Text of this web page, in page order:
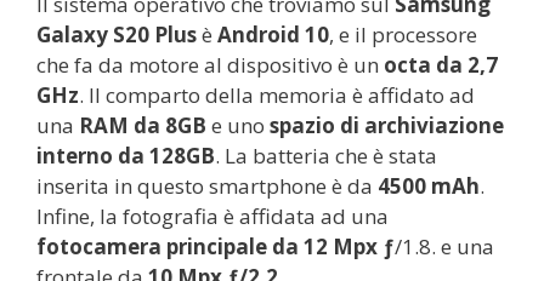
Galaxy S20 Plusè Android 10, e il processore
che fa da motore al dispositivo è un octa da 2,7
GHz. Il comparto della memoria è affidato ad
una RAM da 8GB e uno spazio di archiviazione
interno da 128GB. La batteria che è stata
inserita in questo smartphone è da 4500 mAh.
Infine, la fotografia è affidata ad una
fotocamera principale da 12 Mpx ƒ/1.8. e una